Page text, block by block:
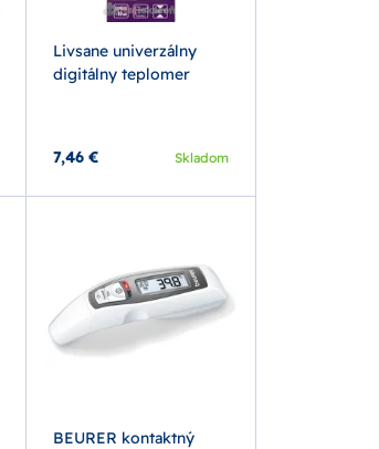
Livsane univerzálny
digitálny teplomer
7,46 € Skladom
BEURER kontaktný